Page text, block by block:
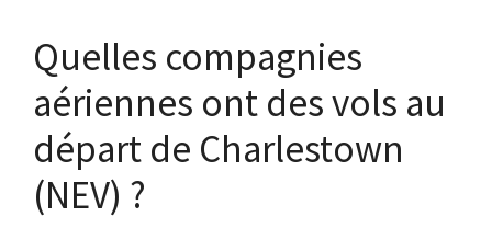
Quelles compagnies
aériennes ont des vols au
départ de Charlestown
(NEV) ?